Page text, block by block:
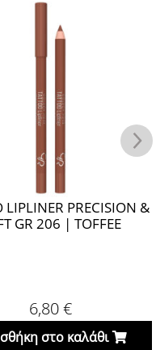
LIPLINER PRECISION &
GR 206 | TOFFEE
6,80€
στο καλάθι